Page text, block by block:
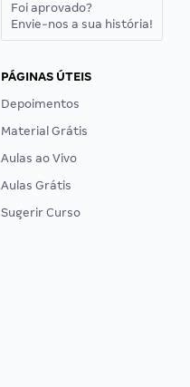
Foi aprovado?
Envie-nos a sua história!
PÁGINAS ÚTEIS
Depoimentos
Material Grátis
Aulas ao Vivo
Aulas Grátis
Sugerir Curso